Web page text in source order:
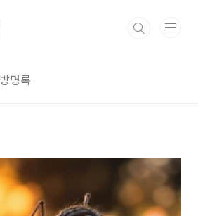
방명록